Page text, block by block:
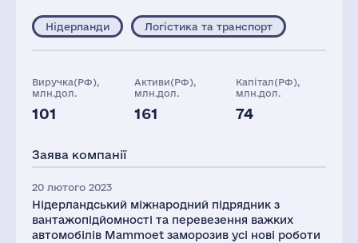
Нідерланди Логістика та транспорт
Виручка(РФ),
млн.дол.
101
Активи(РФ),
млн.дол.
161
Капітал(РФ),
млн.дол.
74
441
Заява компанії
20 лютого 2023
Нідерландський міжнародний підрядник з
вантажопідйомності та перевезення важких
автомобілів Mammoet заморозив усі нові роботи